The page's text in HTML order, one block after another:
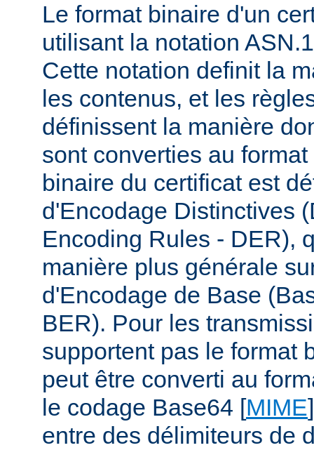
Le format binaire d'un
utilisant la notation
Cette notation definit la
les contenus, et les
définissent la manière
sont converties au
binaire du certificat est
d'Encodage Distinctives
Encoding Rules - DER),
manière plus générale
d'Encodage de Base
BER). Pour les
supportent pas le format
peut être converti au
le codage Base64 [MIME
entre des délimiteurs de